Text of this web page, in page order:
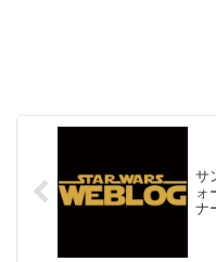
サ
ォ
ナ